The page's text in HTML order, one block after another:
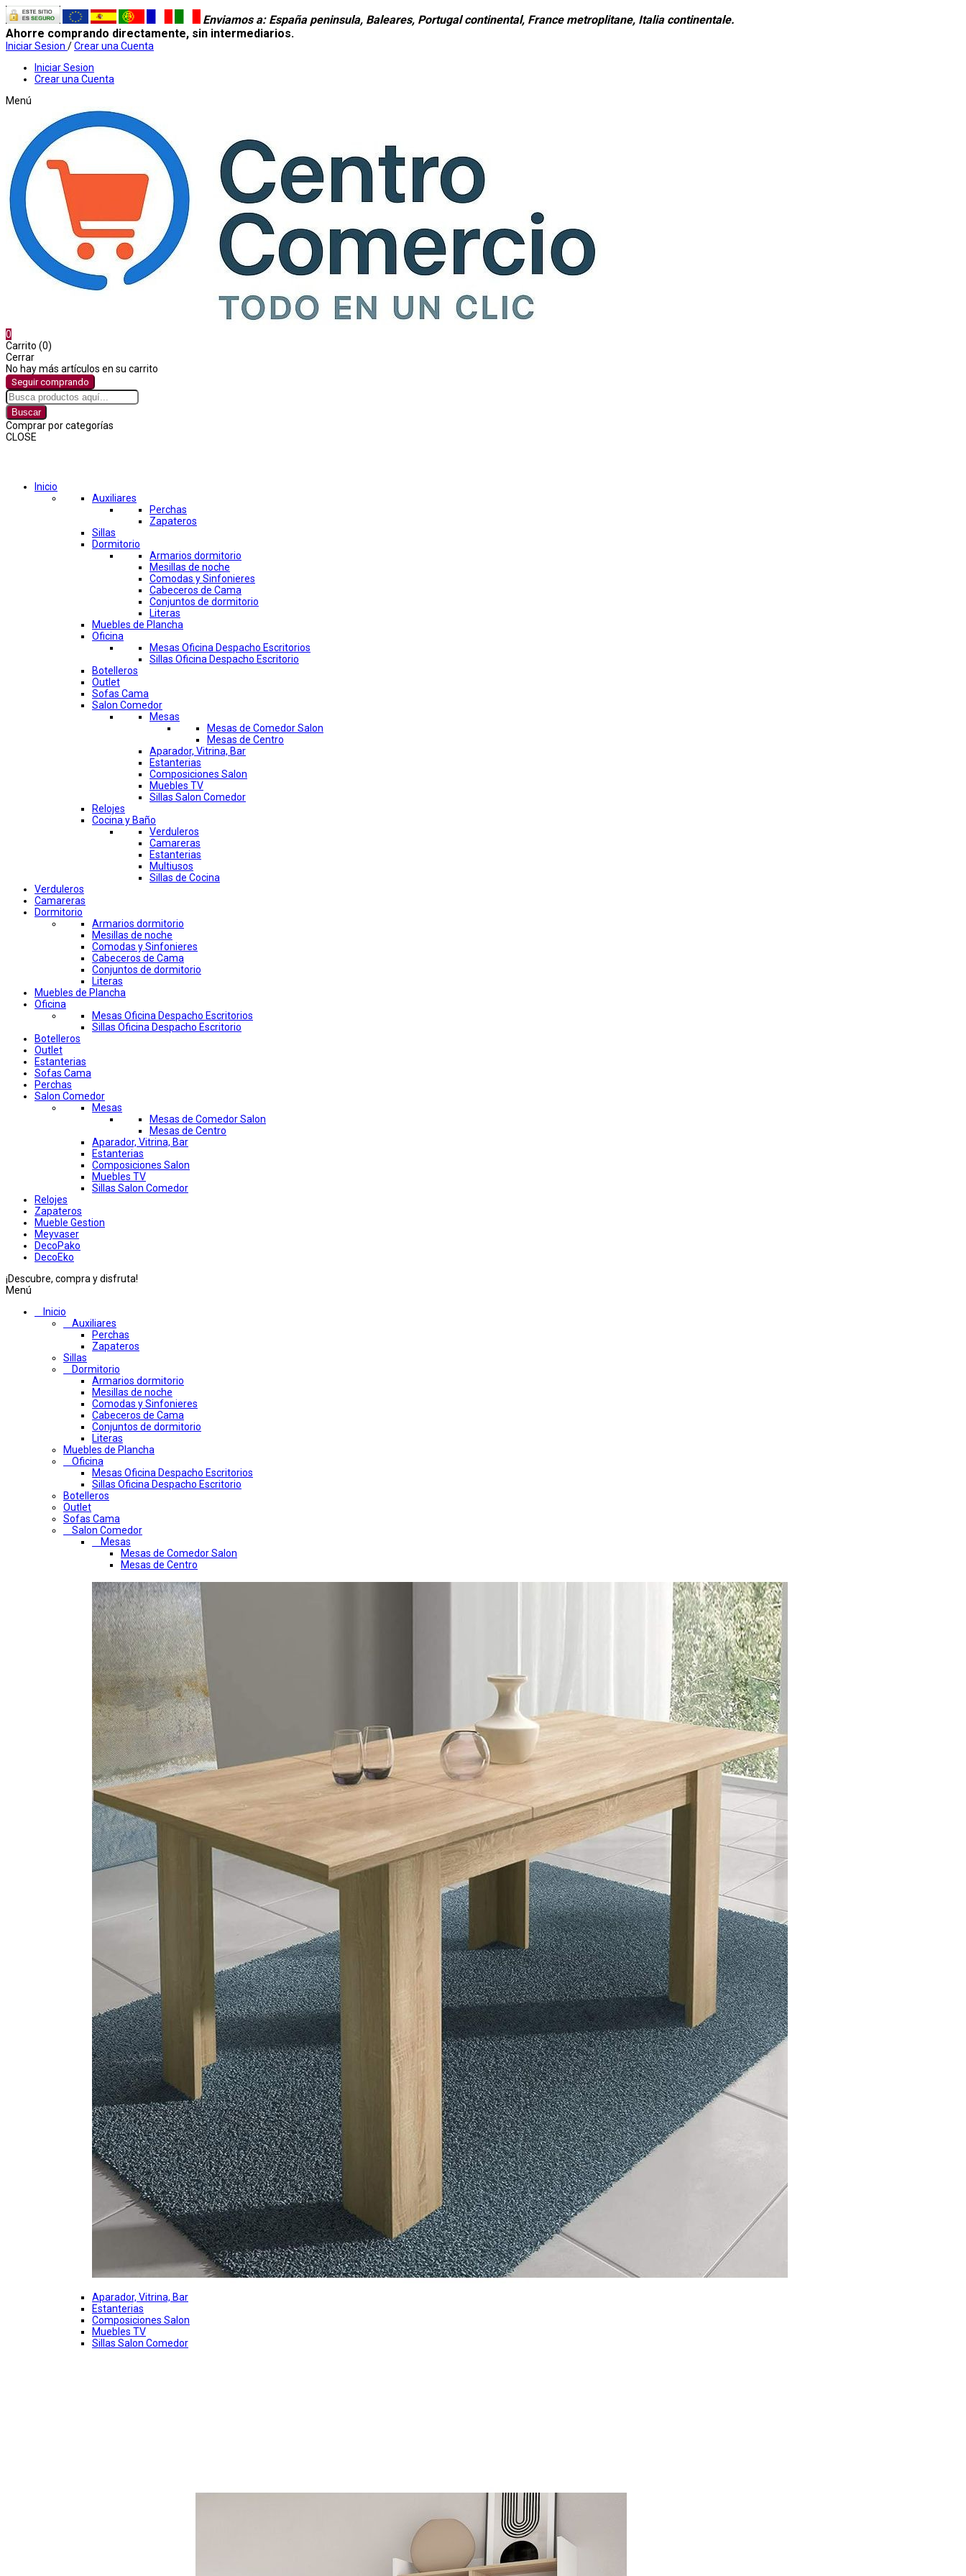
Enviamos a: España peninsula, Baleares, Portugal continental, France metroplitane, Italia continentale.
Ahorre comprando directamente, sin intermediarios.
Iniciar Sesion /Crear una Cuenta
Iniciar Sesion
Crear una Cuenta
Menú
0
Carrito (0)
Cerrar
No hay más artículos en su carrito
Seguir comprando
Buscar
Comprar por categorías
CLOSE
Inicio
Auxiliares
Perchas
Zapateros
Sillas
Dormitorio
Armarios dormitorio
Mesillas de noche
Comodas y Sinfonieres
Cabeceros de Cama
Conjuntos de dormitorio
Literas
Muebles de Plancha
Oficina
Mesas Oficina Despacho Escritorios
Sillas Oficina Despacho Escritorio
Botelleros
Outlet
Sofas Cama
Salon Comedor
Mesas
Mesas de Comedor Salon
Mesas de Centro
Aparador, Vitrina, Bar
Estanterias
Composiciones Salon
Muebles TV
Sillas Salon Comedor
Relojes
Cocina y Baño
Verduleros
Camareras
Estanterias
Multiusos
Sillas de Cocina
Verduleros
Camareras
Dormitorio
Armarios dormitorio
Mesillas de noche
Comodas y Sinfonieres
Cabeceros de Cama
Conjuntos de dormitorio
Literas
Muebles de Plancha
Oficina
Mesas Oficina Despacho Escritorios
Sillas Oficina Despacho Escritorio
Botelleros
Outlet
Estanterias
Sofas Cama
Perchas
Salon Comedor
Mesas
Mesas de Comedor Salon
Mesas de Centro
Aparador, Vitrina, Bar
Estanterias
Composiciones Salon
Muebles TV
Sillas Salon Comedor
Relojes
Zapateros
Mueble Gestion
Meyvaser
DecoPako
DecoEko
¡Descubre, compra y disfruta!
Menú
Inicio
Auxiliares
Perchas
Zapateros
Sillas
Dormitorio
Armarios dormitorio
Mesillas de noche
Comodas y Sinfonieres
Cabeceros de Cama
Conjuntos de dormitorio
Literas
Muebles de Plancha
Oficina
Mesas Oficina Despacho Escritorios
Sillas Oficina Despacho Escritorio
Botelleros
Outlet
Sofas Cama
Salon Comedor
Mesas
Mesas de Comedor Salon
Mesas de Centro
Aparador, Vitrina, Bar
Estanterias
Composiciones Salon
Muebles TV
Sillas Salon Comedor